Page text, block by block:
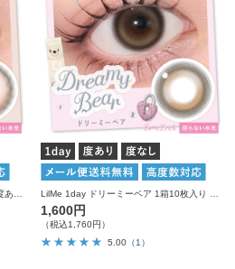
1,600円
（税込1,760円）
5.00 （1）